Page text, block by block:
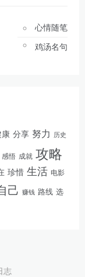
心情随笔
鸡汤名句
康 分享 努力 历史
感悟 成就 攻略
珍惜 生活 电影
己 赚钱 路线 选
志